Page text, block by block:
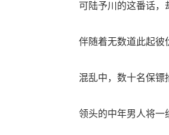
可陆予川的这番话，
伴随着无数道此起彼
混乱中，数十名保镖
领头的中年男人将一纸